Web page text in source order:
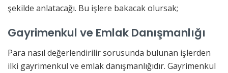
şekilde anlatacağı. Bu işlere bakacak olursak;
Gayrimenkul ve Emlak Danışmanlığı
Para nasıl değerlendirilir sorusunda bulunan işlerden
ilki gayrimenkul ve emlak danışmanlığıdır. Gayrimenkul